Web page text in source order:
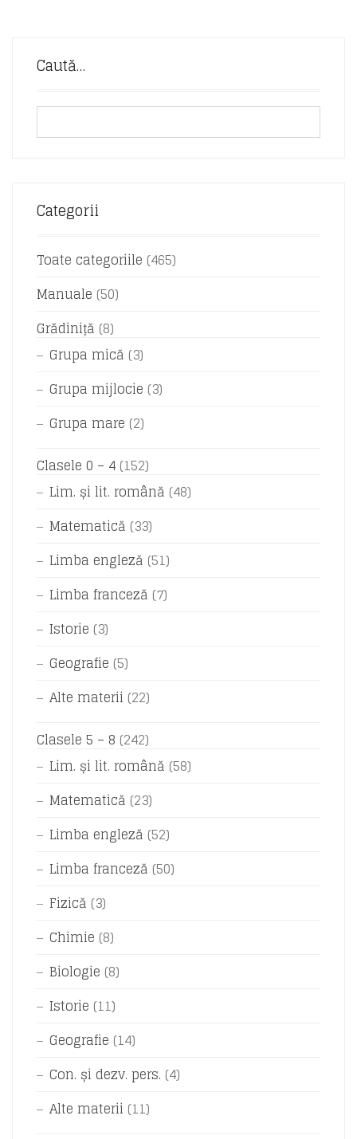
Caută…
Categorii
Toate categoriile (465)
Manuale (50)
Grădiniță (8)
Grupa mică (3)
Grupa mijlocie (3)
Grupa mare (2)
Clasele 0 – 4 (152)
Lim. și lit. română (48)
Matematică (33)
Limba engleză (51)
Limba franceză (7)
Istorie (3)
Geografie (5)
Alte materii (22)
Clasele 5 – 8 (242)
Lim. și lit. română (58)
Matematică (23)
Limba engleză (52)
Limba franceză (50)
Fizică (3)
Chimie (8)
Biologie (8)
Istorie (11)
Geografie (14)
Con. și dezv. pers. (4)
Alte materii (11)